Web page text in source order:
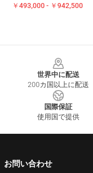
￥493,000 - ￥942,500
世界中に配送
200カ国以上に配送
国際保証
使用国で提供
お問い合わせ